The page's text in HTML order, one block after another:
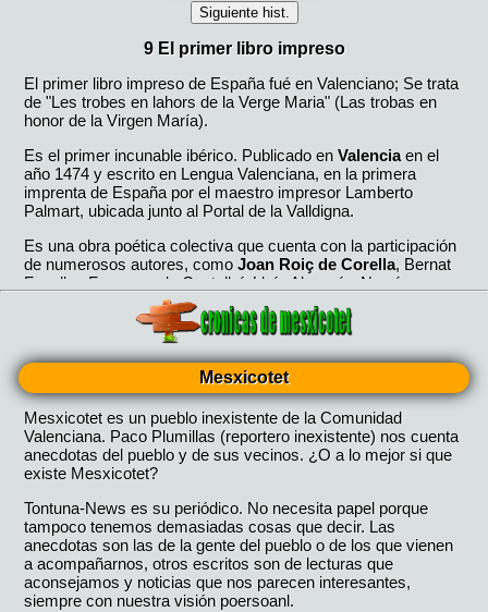
Mesxicotet
Mesxicotet es un pueblo inexistente de la Comunidad
Valenciana. Paco Plumillas (reportero inexistente) nos cuenta
anecdotas del pueblo y de sus vecinos. ¿O a lo mejor si que
existe Mesxicotet?
Tontuna-News es su periódico. No necesita papel porque
tampoco tenemos demasiadas cosas que decir. Las
anecdotas son las de la gente del pueblo o de los que vienen
a acompañarnos, otros escritos son de lecturas que
aconsejamos y noticias que nos parecen interesantes,
siempre con nuestra visión poersoanl.